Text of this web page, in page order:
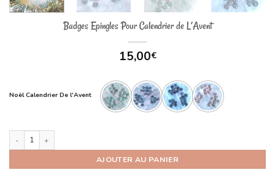
Badges Epingles Pour Calendrier de L’Avent
15,00€
Noël Calendrier De l'Avent
quantité de Badges Epingles Pour Calendrier de L'Avent
AJOUTER AU PANIER